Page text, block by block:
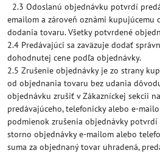
2.3 Odoslanú objednávku potvrdí
emailom a zároveň oznámi kupujúcemu
dodania tovaru. Všetky potvrdené
2.4 Predávajúci sa zaväzuje dodať
dohodnutej cene podľa objednávky.
2.5 Zrušenie objednávky je zo strany
od objednania tovaru bez udania
objednávku zrušiť v Zákazníckej sekcii
predávajúceho, telefonicky alebo e-
podmienok zrušenia objednávky
storno objednávky e-mailom alebo
suma za objednaný tovar uhradená,